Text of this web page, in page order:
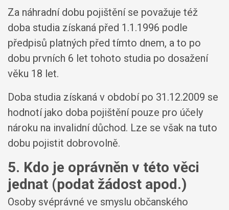
Za náhradní dobu pojištění se považuje též
doba studia získaná před 1.1.1996 podle
předpisů platných před tímto dnem, a to po
dobu prvních 6 let tohoto studia po dosažení
věku 18 let.
Doba studia získaná v období po 31.12.2009 se
hodnotí jako doba pojištění pouze pro účely
nároku na invalidní důchod. Lze se však na tuto
dobu pojistit dobrovolně.
5. Kdo je oprávněn v této věci
jednat (podat žádost apod.)
Osoby svéprávné ve smyslu občanského